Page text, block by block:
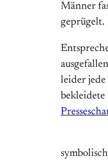
Männer
geprügelt.
leider jede
bekleidete